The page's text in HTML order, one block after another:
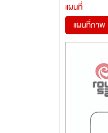
แผนที่
แผนที่ภาพ